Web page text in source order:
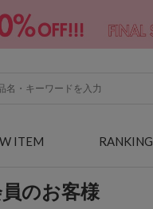
ITEM RANKING
のお客様